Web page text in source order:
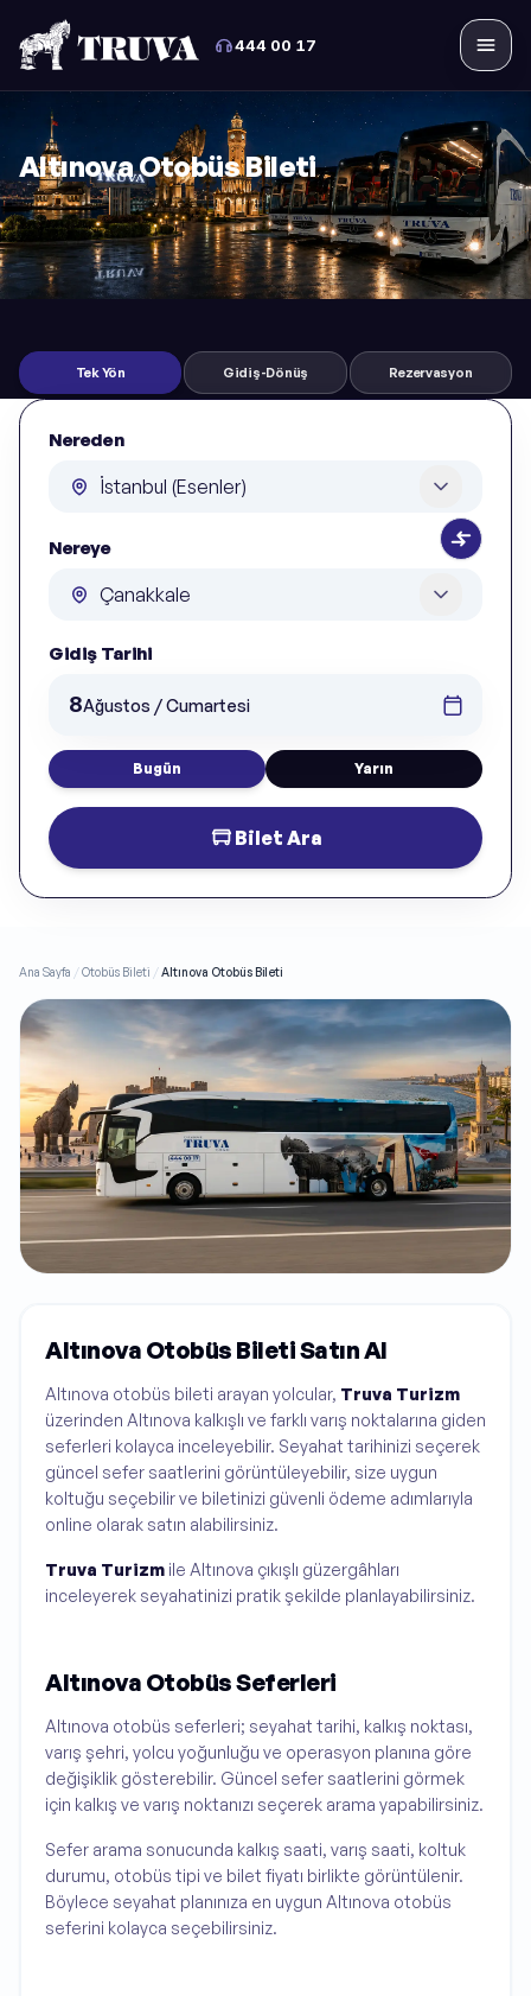
444 00 17
Altınova Otobüs Bileti
Tek Yön Gidiş-Dönüş Rezervasyon
Nereden
Nereye
Gidiş Tarihi
8Ağustos / Cumartesi
Bugün Yarın
Bilet Ara
Ana Sayfa /Otobüs Bileti /Altınova Otobüs Bileti
Altınova Otobüs Bileti Satın Al
Altınova otobüs bileti arayan yolcular, Truva Turizm
üzerinden Altınova kalkışlı ve farklı varış noktalarına giden
seferleri kolayca inceleyebilir. Seyahat tarihinizi seçerek
güncel sefer saatlerini görüntüleyebilir, size uygun
koltuğu seçebilir ve biletinizi güvenli ödeme adımlarıyla
online olarak satın alabilirsiniz.
Truva Turizm ile Altınova çıkışlı güzergâhları
inceleyerek seyahatinizi pratik şekilde planlayabilirsiniz.
Altınova Otobüs Seferleri
Altınova otobüs seferleri; seyahat tarihi, kalkış noktası,
varış şehri, yolcu yoğunluğu ve operasyon planına göre
değişiklik gösterebilir. Güncel sefer saatlerini görmek
için kalkış ve varış noktanızı seçerek arama yapabilirsiniz.
Sefer arama sonucunda kalkış saati, varış saati, koltuk
durumu, otobüs tipi ve bilet fiyatı birlikte görüntülenir.
Böylece seyahat planınıza en uygun Altınova otobüs
seferini kolayca seçebilirsiniz.